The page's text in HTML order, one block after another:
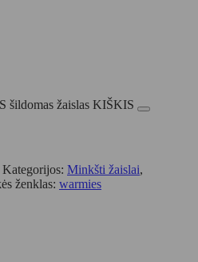
šildomas žaislas KIŠKIS
Kategorijos: Minkšti žaislai,
ženklas: warmies